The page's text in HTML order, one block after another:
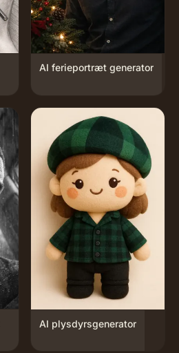
AI ferieportræt generator
AI plysdyrsgenerator